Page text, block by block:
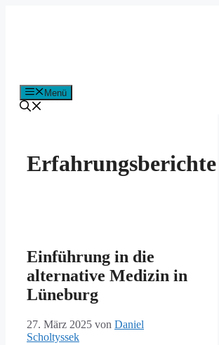
Menü
Erfahrungsberichte
Einführung in die
alternative Medizin in
Lüneburg
27. März 2025 von Daniel
Scholtyssek